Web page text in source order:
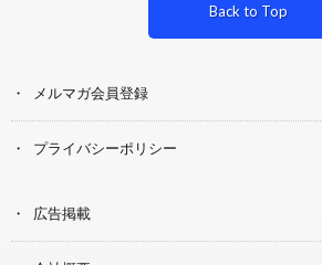
Back to Top
メルマガ会員登録
プライバシーポリシー
広告掲載